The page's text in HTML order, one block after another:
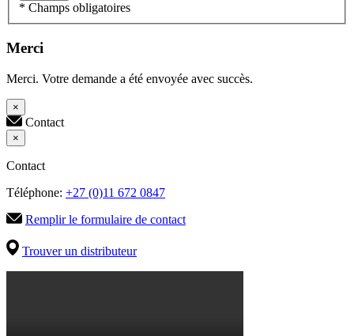
* Champs obligatoires
Merci
Merci. Votre demande a été envoyée avec succès.
×
Contact
×
Contact
Téléphone: +27 (0)11 672 0847
Remplir le formulaire de contact
Trouver un distributeur